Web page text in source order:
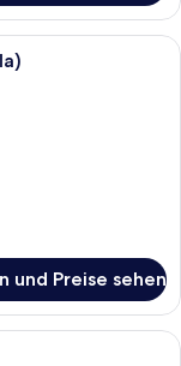
Wohnzimmer mit
und Preise sehen
(Garden Villa)